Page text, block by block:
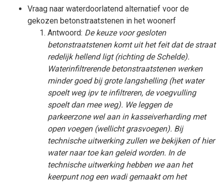
Vraag naar waterdoorlatend alternatief voor de
gekozen betonstraatstenen in het woonerf
Antwoord: De keuze voor gesloten
betonstraatstenen komt uit het feit dat de straat
redelijk hellend ligt (richting de Schelde).
Waterinfiltrerende betonstraatstenen werken
minder goed bij grote langshelling (het water
spoelt weg ipv te infiltreren, de voegvulling
spoelt dan mee weg). We leggen de
parkeerzone wel aan in kasseiverharding met
open voegen (wellicht grasvoegen). Bij
technische uitwerking zullen we bekijken of hier
water naar toe kan geleid worden. In de
technische uitwerking hebben we aan het
keerpunt nog een wadi gemaakt om het